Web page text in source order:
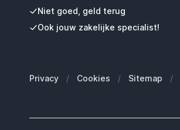
Niet goed, geld terug
Ook jouw zakelijke specialist!
Privacy / Cookies / Sitemap /